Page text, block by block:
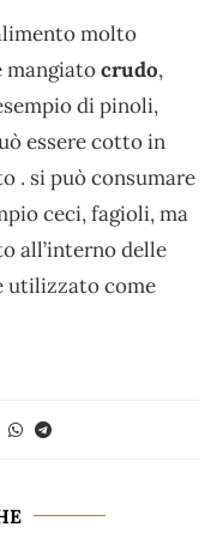
molto
mangiatocrudo,
di pinoli,
essere cotto in
. si può consumare
ceci, fagioli, ma
all’interno delle
utilizzato come